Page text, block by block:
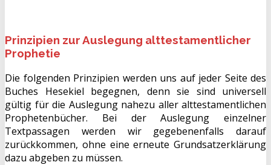
Prinzipien zur Auslegung alttestamentlicher
Prophetie
Die folgenden Prinzipien werden uns auf jeder Seite des
Buches Hesekiel begegnen, denn sie sind universell
gültig für die Auslegung nahezu aller alttestamentlichen
Prophetenbücher. Bei der Auslegung einzelner
Textpassagen werden wir gegebenenfalls darauf
zurückkommen, ohne eine erneute Grundsatzerklärung
dazu abgeben zu müssen.